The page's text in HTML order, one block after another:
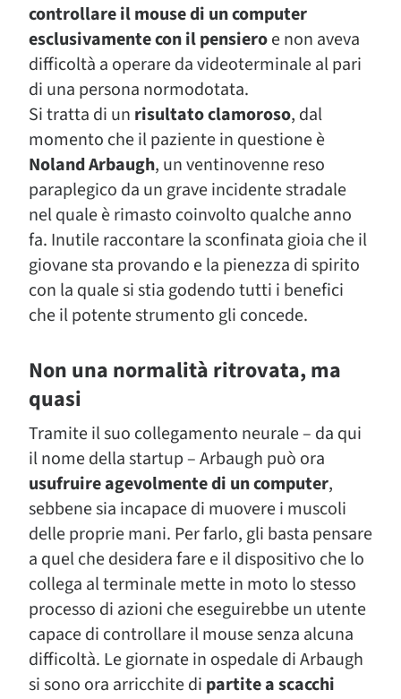
controllare il mouse di un computer
esclusivamente con il pensieroe non aveva
difficoltà a operare da videoterminale al pari
di una persona normodotata.
Si tratta di un risultato clamoroso, dal
momento che il paziente in questione è
Noland Arbaugh, un ventinovenne reso
paraplegico da un grave incidente stradale
nel quale è rimasto coinvolto qualche anno
fa. Inutile raccontare la sconfinata gioia che il
giovane sta provando e la pienezza di spirito
con la quale si stia godendo tutti i benefici
che il potente strumento gli concede.
Non una normalità ritrovata, ma
quasi
Tramite il suo collegamento neurale – da qui
il nome della startup – Arbaugh può ora
usufruire agevolmente di un computer,
sebbene sia incapace di muovere i muscoli
delle proprie mani. Per farlo, gli basta pensare
a quel che desidera fare e il dispositivo che lo
collega al terminale mette in moto lo stesso
processo di azioni che eseguirebbe un utente
capace di controllare il mouse senza alcuna
difficoltà. Le giornate in ospedale di Arbaugh
si sono ora arricchite di partite a scacchi